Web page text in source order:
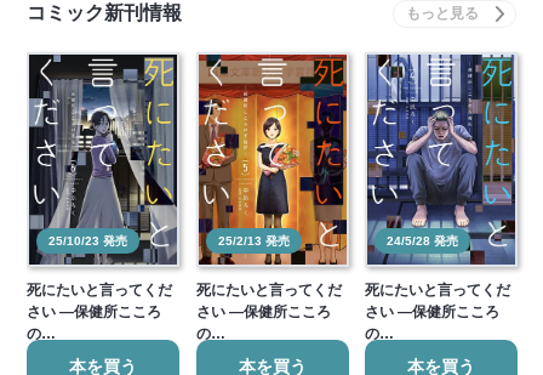
コミック新刊情報
25/10/23 発売
死にたいと言ってくだ
さい ―保健所こころ
の…
本を買う
25/2/13 発売
死にたいと言ってくだ
さい ―保健所こころ
の…
本を買う
24/5/28 発売
死にたいと言ってくだ
さい ―保健所こころ
の…
本を買う